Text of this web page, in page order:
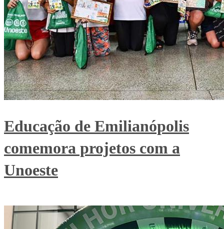
Educação de Emilianópolis
comemora projetos com a
Unoeste